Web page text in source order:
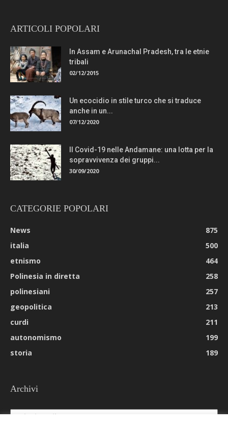
ARTICOLI POPOLARI
In Assam e Arunachal Pradesh, tra le etnie
tribali
02/12/2015
Un ecocidio in stile turco che si traduce
anche in un...
07/12/2020
Il Covid-19 nelle Andamane: una lotta per la
sopravvivenza dei gruppi...
30/09/2020
CATEGORIE POPOLARI
News
875
italia
500
etnismo
464
Polinesia in diretta
258
polinesiani
257
geopolitica
213
curdi
211
autonomismo
199
storia
189
Archivi
Archivi